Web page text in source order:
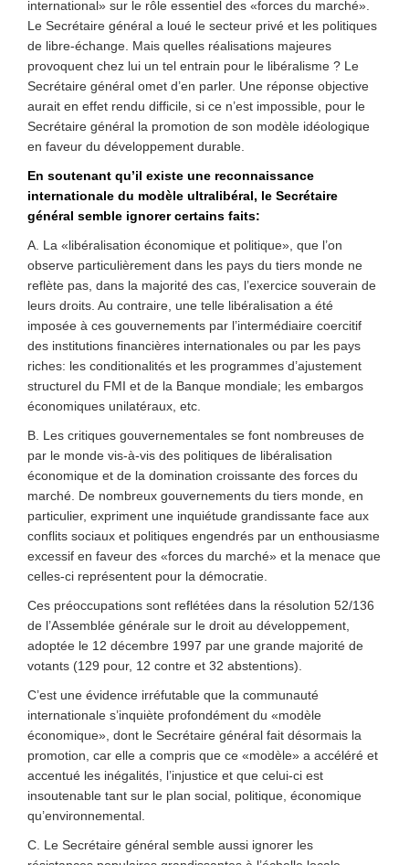
international» sur le rôle essentiel des «forces du marché».
Le Secrétaire général a loué le secteur privé et les politiques
de libre-échange. Mais quelles réalisations majeures
provoquent chez lui un tel entrain pour le libéralisme ? Le
Secrétaire général omet d’en parler. Une réponse objective
aurait en effet rendu difficile, si ce n’est impossible, pour le
Secrétaire général la promotion de son modèle idéologique
en faveur du développement durable.
En soutenant qu’il existe une reconnaissance
internationale du modèle ultralibéral, le Secrétaire
général semble ignorer certains faits:
A. La «libéralisation économique et politique», que l’on
observe particulièrement dans les pays du tiers monde ne
reflète pas, dans la majorité des cas, l’exercice souverain de
leurs droits. Au contraire, une telle libéralisation a été
imposée à ces gouvernements par l’intermédiaire coercitif
des institutions financières internationales ou par les pays
riches: les conditionalités et les programmes d’ajustement
structurel du FMI et de la Banque mondiale; les embargos
économiques unilatéraux, etc.
B. Les critiques gouvernementales se font nombreuses de
par le monde vis-à-vis des politiques de libéralisation
économique et de la domination croissante des forces du
marché. De nombreux gouvernements du tiers monde, en
particulier, expriment une inquiétude grandissante face aux
conflits sociaux et politiques engendrés par un enthousiasme
excessif en faveur des «forces du marché» et la menace que
celles-ci représentent pour la démocratie.
Ces préoccupations sont reflétées dans la résolution 52/136
de l’Assemblée générale sur le droit au développement,
adoptée le 12 décembre 1997 par une grande majorité de
votants (129 pour, 12 contre et 32 abstentions).
C’est une évidence irréfutable que la communauté
internationale s’inquiète profondément du «modèle
économique», dont le Secrétaire général fait désormais la
promotion, car elle a compris que ce «modèle» a accéléré et
accentué les inégalités, l’injustice et que celui-ci est
insoutenable tant sur le plan social, politique, économique
qu’environnemental.
C. Le Secrétaire général semble aussi ignorer les